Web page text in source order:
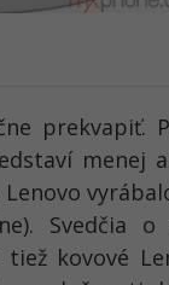
prekvapiť.
menej
Svedčia o
kovové